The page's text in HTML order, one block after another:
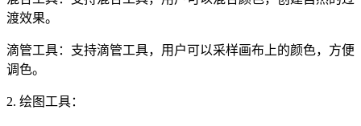
渡效果。
滴管工具：支持滴管工具，用户可以采样画布上的颜色，方便
调色。
2. 绘图工具：